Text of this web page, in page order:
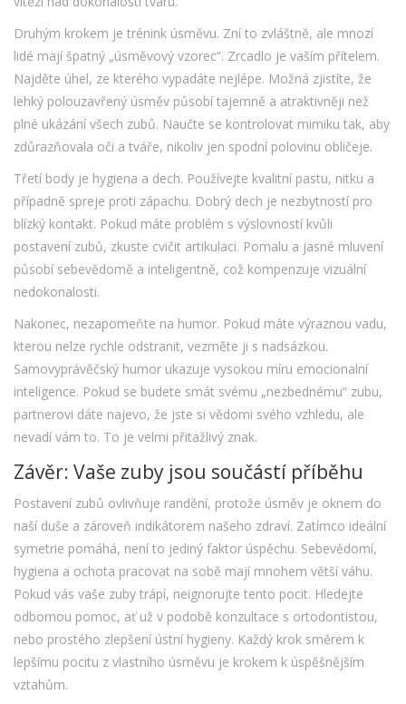
Druhým krokem je trénink úsměvu. Zní to zvláštně, ale mnozí
lidé mají špatný „úsměvový vzorec“. Zrcadlo je vaším přítelem.
Najděte úhel, ze kterého vypadáte nejlépe. Možná zjistíte, že
lehký polouzavřený úsměv působí tajemně a atraktivněji než
plné ukázání všech zubů. Naučte se kontrolovat mimiku tak, aby
zdůrazňovala oči a tváře, nikoliv jen spodní polovinu obličeje.
Třetí body je hygiena a dech. Používejte kvalitní pastu, nitku a
případně spreje proti zápachu. Dobrý dech je nezbytností pro
blízký kontakt. Pokud máte problém s výslovností kvůli
postavení zubů, zkuste cvičit artikulaci. Pomalu a jasné mluvení
působí sebevědomě a inteligentně, což kompenzuje vizuální
nedokonalosti.
Nakonec, nezapomeňte na humor. Pokud máte výraznou vadu,
kterou nelze rychle odstranit, vezměte ji s nadsázkou.
Samovyprávěčský humor ukazuje vysokou míru emocionalní
inteligence. Pokud se budete smát svému „nezbednému“ zubu,
partnerovi dáte najevo, že jste si vědomi svého vzhledu, ale
nevadí vám to. To je velmi přitažlivý znak.
Závěr: Vaše zuby jsou součástí příběhu
Postavení zubů ovlivňuje randění, protože úsměv je oknem do
naší duše a zároveň indikátorem našeho zdraví. Zatímco ideální
symetrie pomáhá, není to jediný faktor úspěchu. Sebevědomí,
hygiena a ochota pracovat na sobě mají mnohem větší váhu.
Pokud vás vaše zuby trápí, neignorujte tento pocit. Hledejte
odbornou pomoc, ať už v podobě konzultace s ortodontistou,
nebo prostého zlepšení ústní hygieny. Každý krok směrem k
lepšímu pocitu z vlastního úsměvu je krokem k úspěšnějším
vztahům.